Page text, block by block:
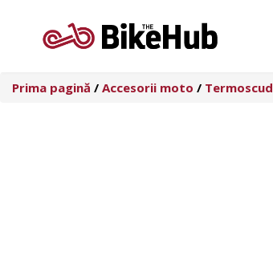
Prima pagină / Accesorii moto / Termoscud